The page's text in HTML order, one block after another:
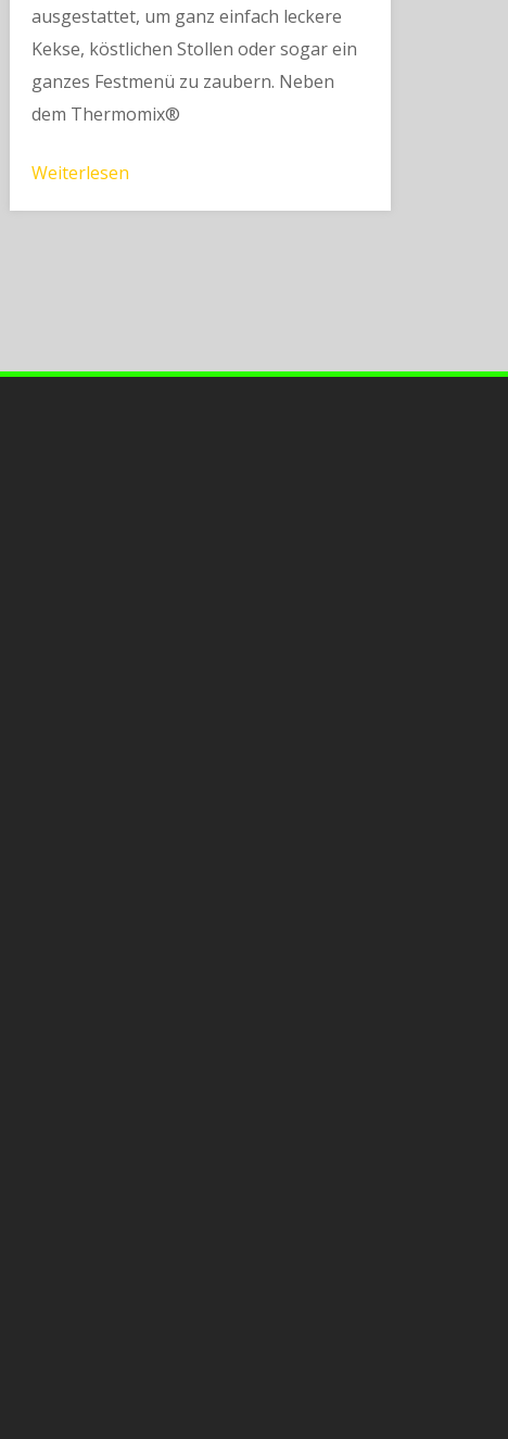
ausgestattet, um ganz einfach leckere
Kekse, köstlichen Stollen oder sogar ein
ganzes Festmenü zu zaubern. Neben
dem Thermomix®
Weiterlesen